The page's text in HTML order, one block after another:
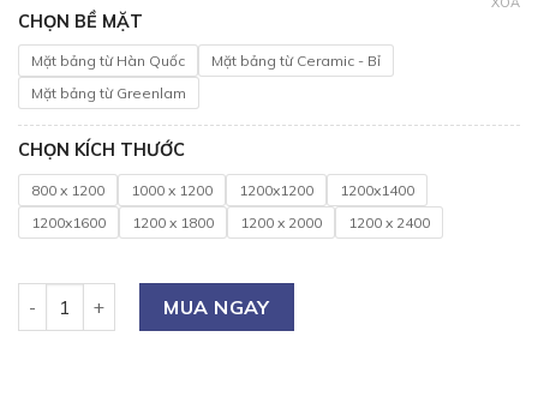
CHỌN BỀ MẶT
Mặt bảng từ Hàn Quốc
Mặt bảng từ Ceramic - Bỉ
Mặt bảng từ Greenlam
CHỌN KÍCH THƯỚC
800 x 1200 1000 x 1200 1200x1200
1200x1400
1200x1600
1200 x 1800 1200 x 2000 1200 x 2400
MUA NGAY